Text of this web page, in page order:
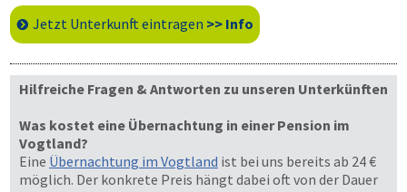
Jetzt Unterkunft eintragen >> Info
Hilfreiche Fragen & Antworten zu unseren Unterkünften
Was kostet eine Übernachtung in einer Pension im
Vogtland?
Eine Übernachtung im Vogtland ist bei uns bereits ab 24 €
möglich. Der konkrete Preis hängt dabei oft von der Dauer